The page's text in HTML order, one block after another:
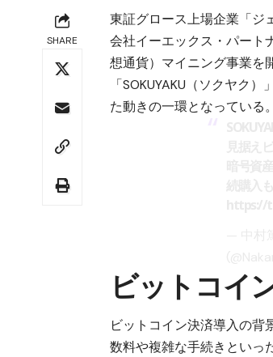
SHARE
東証グロース上場企業「ジ
会社イーエックス・パート
想通貨）マイニング事業を
「SOKUYAKU（ソクヤク
た動きの一環となっている。
ビットコイ
ビットコイン決済導入の
数料や複雑な手続きといっ